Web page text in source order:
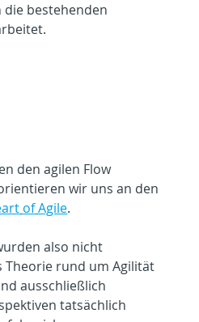
bestehenden
den agilen Flow
wir uns an den
ofAgile.
also nicht
rund um Agilität
ausschließlich
tatsächlich